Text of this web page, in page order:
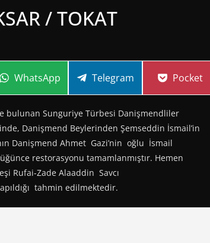
/ TOKAT
Share
WhatsApp Share
Telegram Share
Pocket
bulunan Sunguriye Türbesi Danişmendliler
Danişmend Beylerinden Şemseddin İsmail’in
Danişmend Ahmet Gazi’nin oğlu İsmail
restorasyonu tamamlanmıştır. Hemen
Rufai-Zade Alaaddin Savcı
tahmin edilmektedir.